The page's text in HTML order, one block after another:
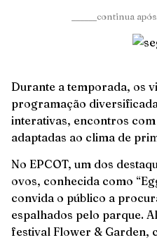
______continua
Durante a temporada, os
programação
interativas, encontros
adaptadas ao clima de
No EPCOT, um dos
ovos, conhecida como
convida o público a
espalhados pelo parque.
festival Flower & Garden,